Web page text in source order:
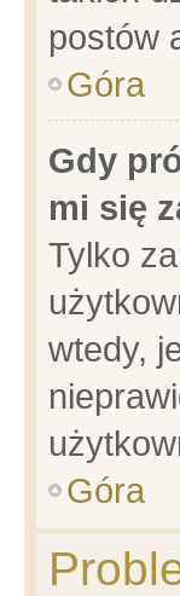
postów
Góra
Gdy
mi się
Tylko
wtedy,
Góra